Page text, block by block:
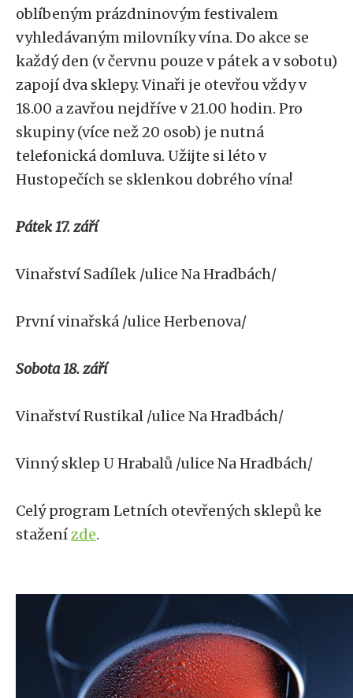
oblíbeným prázdninovým festivalem
vyhledávaným milovníky vína. Do akce se
každý den (v červnu pouze v pátek a v sobotu)
zapojí dva sklepy. Vinaři je otevřou vždy v
18.00 a zavřou nejdříve v 21.00 hodin. Pro
skupiny (více než 20 osob) je nutná
telefonická domluva. Užijte si léto v
Hustopečích se sklenkou dobrého vína!
Pátek 17. září
Vinařství Sadílek /ulice Na Hradbách/
První vinařská /ulice Herbenova/
Sobota 18. září
Vinařství Rustikal /ulice Na Hradbách/
Vinný sklep U Hrabalů /ulice Na Hradbách/
Celý program Letních otevřených sklepů ke
staženízde.